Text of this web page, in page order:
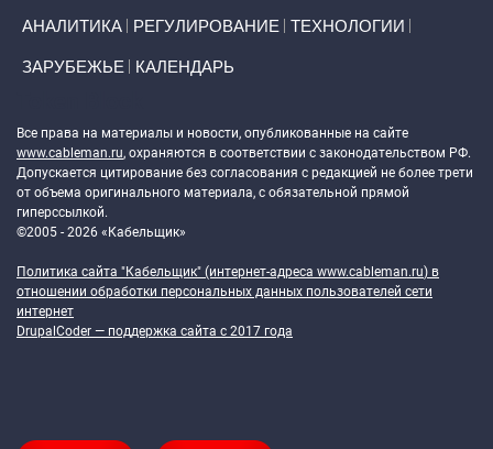
АНАЛИТИКА РЕГУЛИРОВАНИЕ ТЕХНОЛОГИИ
ЗАРУБЕЖЬЕ КАЛЕНДАРЬ
Все права на материалы и новости, опубликованные на сайте
www.cableman.ru, охраняются в соответствии с законодательством РФ.
Допускается цитирование без согласования с редакцией не более трети
от объема оригинального материала, с обязательной прямой
гиперссылкой.
©2005 - 2026 «Кабельщик»
Политика сайта "Кабельщик" (интернет-адреса www.cableman.ru) в
отношении обработки персональных данных пользователей сети
интернет
DrupalCoder — поддержка сайта c 2017 года